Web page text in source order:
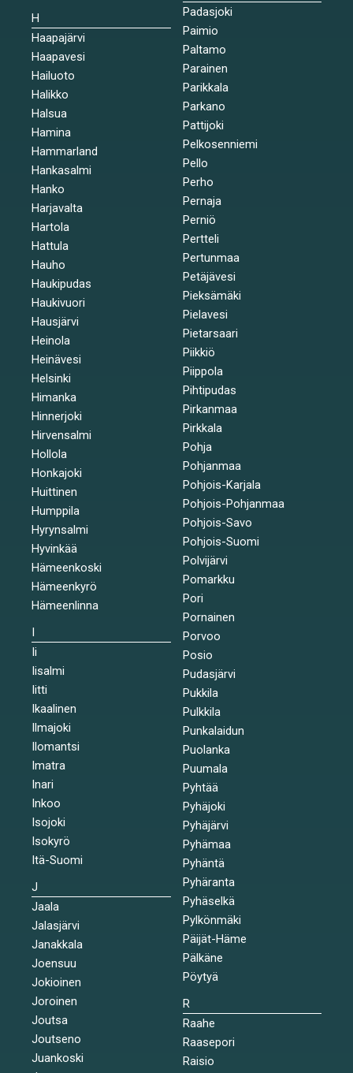
H
Haapajärvi
Haapavesi
Hailuoto
Halikko
Halsua
Hamina
Hammarland
Hankasalmi
Hanko
Harjavalta
Hartola
Hattula
Hauho
Haukipudas
Haukivuori
Hausjärvi
Heinola
Heinävesi
Helsinki
Himanka
Hinnerjoki
Hirvensalmi
Hollola
Honkajoki
Huittinen
Humppila
Hyrynsalmi
Hyvinkää
Hämeenkoski
Hämeenkyrö
Hämeenlinna
I
Ii
Iisalmi
Iitti
Ikaalinen
Ilmajoki
Ilomantsi
Imatra
Inari
Inkoo
Isojoki
Isokyrö
Itä-Suomi
J
Jaala
Jalasjärvi
Janakkala
Joensuu
Jokioinen
Joroinen
Joutsa
Joutseno
Juankoski
Padasjoki
Paimio
Paltamo
Parainen
Parikkala
Parkano
Pattijoki
Pelkosenniemi
Pello
Perho
Pernaja
Perniö
Pertteli
Pertunmaa
Petäjävesi
Pieksämäki
Pielavesi
Pietarsaari
Piikkiö
Piippola
Pihtipudas
Pirkanmaa
Pirkkala
Pohja
Pohjanmaa
Pohjois-Karjala
Pohjois-Pohjanmaa
Pohjois-Savo
Pohjois-Suomi
Polvijärvi
Pomarkku
Pori
Pornainen
Porvoo
Posio
Pudasjärvi
Pukkila
Pulkkila
Punkalaidun
Puolanka
Puumala
Pyhtää
Pyhäjoki
Pyhäjärvi
Pyhämaa
Pyhäntä
Pyhäranta
Pyhäselkä
Pylkönmäki
Päijät-Häme
Pälkäne
Pöytyä
R
Raahe
Raasepori
Raisio